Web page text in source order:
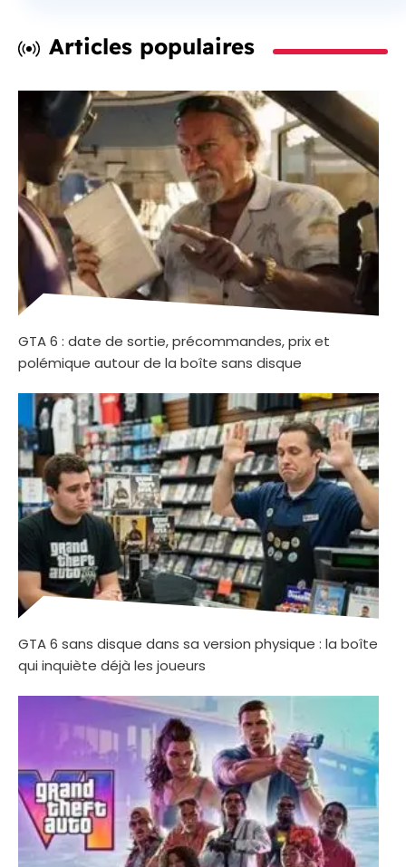
Articles populaires
GTA 6 : date de sortie, précommandes, prix et
polémique autour de la boîte sans disque
GTA 6 sans disque dans sa version physique : la boîte
qui inquiète déjà les joueurs